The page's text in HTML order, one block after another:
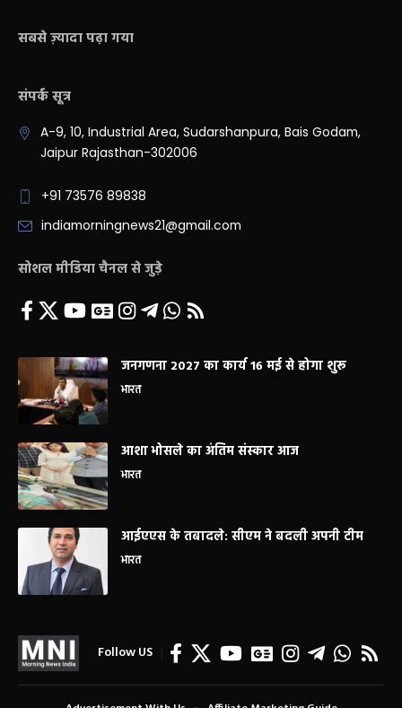
सबसे ज़्यादा पढ़ा गया
संपर्क सूत्र
A-9, 10, Industrial Area, Sudarshanpura, Bais Godam,
Jaipur Rajasthan-302006
+91 73576 89838
indiamorningnews21@gmail.com
सोशल मीडिया चैनल से जुड़े
जनगणना 2027 का कार्य 16 मई से होगा शुरू
भारत
आशा भोसले का अंतिम संस्कार आज
भारत
आईएएस के तबादले: सीएम ने बदली अपनी टीम
भारत
Follow US